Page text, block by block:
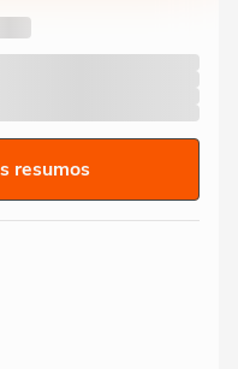
resumos